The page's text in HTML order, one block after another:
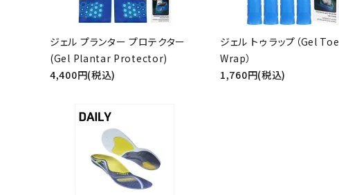
ジェル プランター プロテクター
(Gel Plantar Protector)
4,400円(税込)
ジェル トゥ ラップ（Gel Toe
Wrap）
1,760円(税込)
キーワード